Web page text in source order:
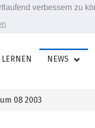
verbessern zu
LERNEN NEWS
08 2003